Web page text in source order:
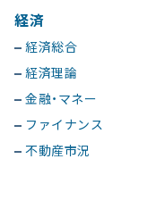
経済
経済総合
経済理論
金融・マネー
ファイナンス
不動産市況